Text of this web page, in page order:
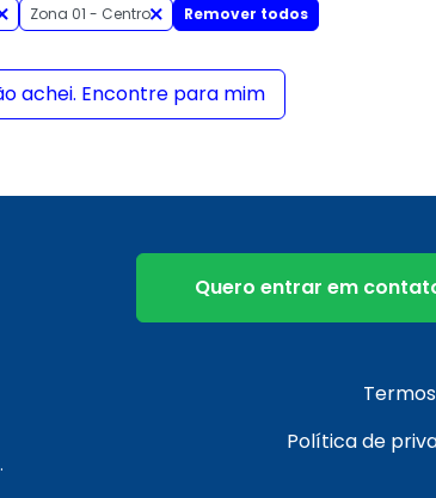
Zona 01 - Centro Remover todos
achei. Encontre para mim
Quero entrar em
Política de